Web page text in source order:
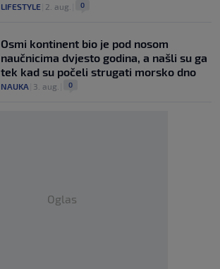
LIFESTYLE 2. aug. 0
Osmi kontinent bio je pod nosom
naučnicima dvjesto godina, a našli su ga
tek kad su počeli strugati morsko dno
NAUKA 3. aug. 0
Oglas